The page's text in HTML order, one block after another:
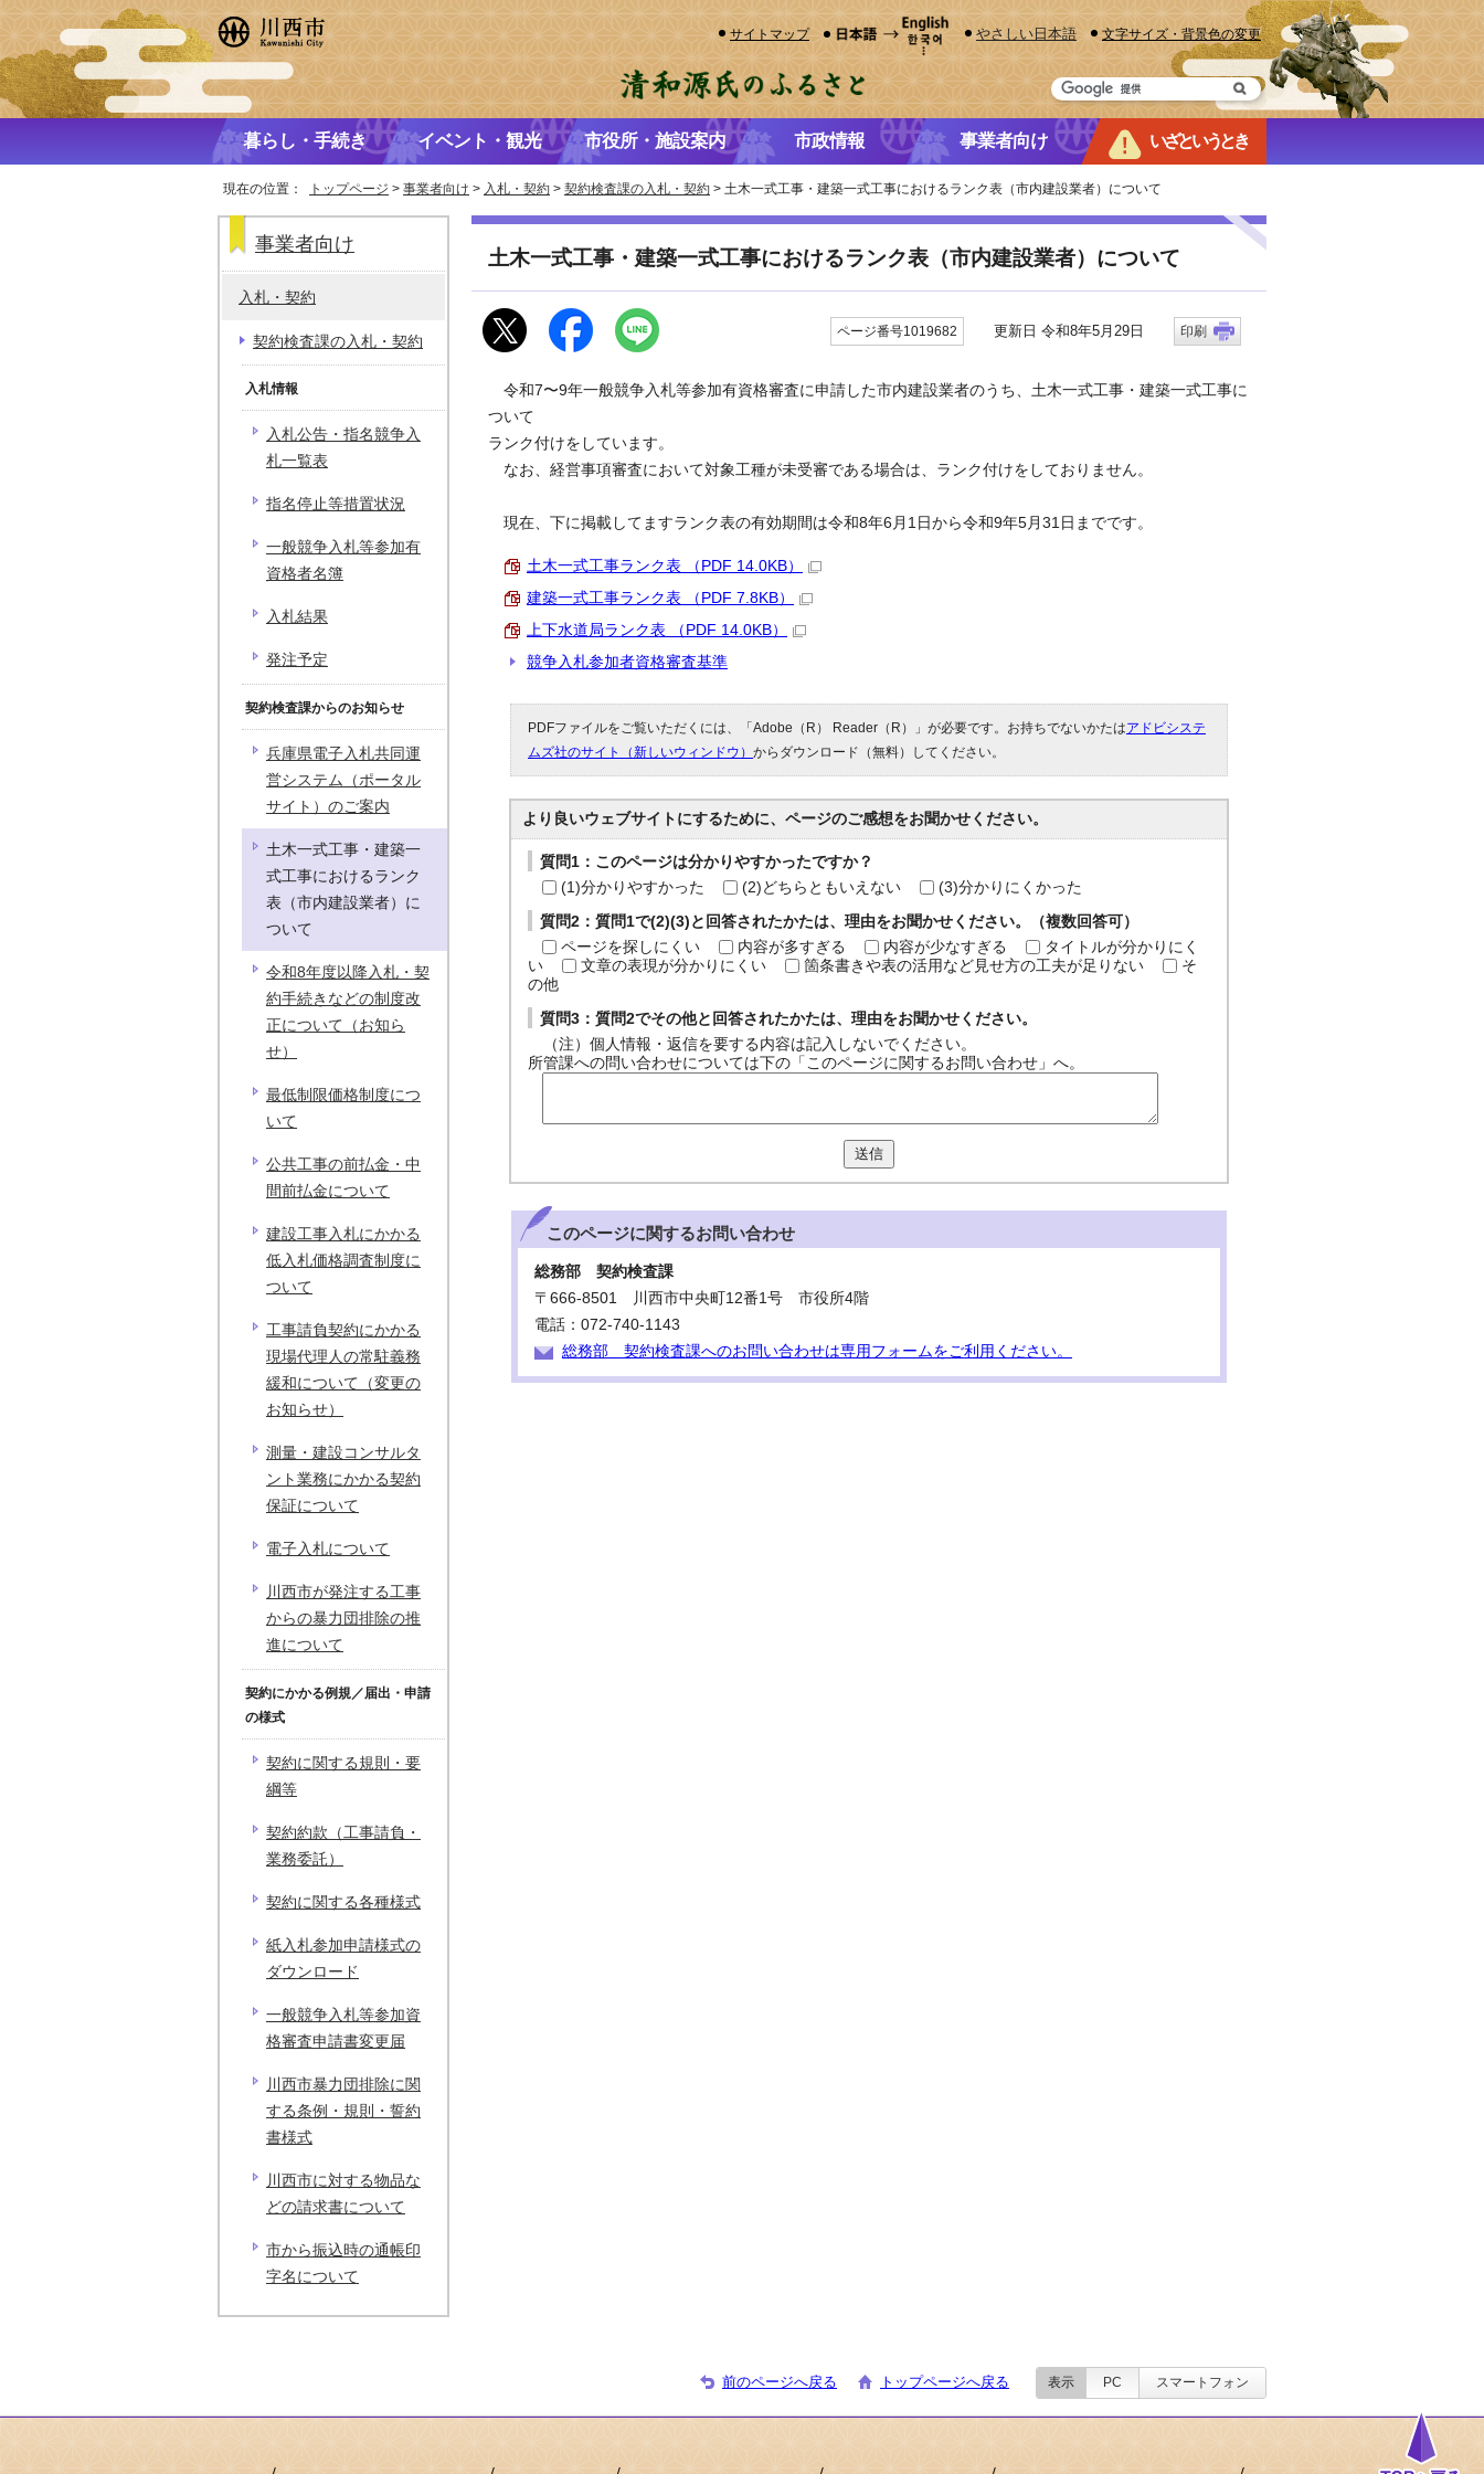
サイトマップ やさしい日本語 文字サイズ・背景色の変更
暮らし・手続き イベント・観光 市役所・施設案内 市政情報 事業者向け いざというとき
現在の位置： トップページ > 事業者向け > 入札・契約 > 契約検査課の入札・契約 > 土木一式工事・建築一式工事におけるランク表（市内建設業者）について
土木一式工事・建築一式工事におけるランク表（市内建設業者）について
ページ番号1019682 更新日 令和8年5月29日 印刷
令和7〜9年一般競争入札等参加有資格審査に申請した市内建設業者のうち、土木一式工事・建築一式工事に
ついて
ランク付けをしています。
なお、経営事項審査において対象工種が未受審である場合は、ランク付けをしておりません。
現在、下に掲載してますランク表の有効期間は令和8年6月1日から令和9年5月31日までです。
土木一式工事ランク表 （PDF 14.0KB）
建築一式工事ランク表 （PDF 7.8KB）
上下水道局ランク表 （PDF 14.0KB）
競争入札参加者資格審査基準
PDFファイルをご覧いただくには、「Adobe（R） Reader（R）」が必要です。お持ちでないかたはアドビシステ
ムズ社のサイト（新しいウィンドウ） からダウンロード（無料）してください。
より良いウェブサイトにするために、ページのご感想をお聞かせください。
質問1：このページは分かりやすかったですか？
(1)分かりやすかった
(2)どちらともいえない (3)分かりにくかった
質問2：質問1で(2)(3)と回答されたかたは、理由をお聞かせください。（複数回答可）
ページを探しにくい
内容が多すぎる 内容が少なすぎる
タイトルが分かりにく
い
文章の表現が分かりにくい 箇条書きや表の活用など見せ方の工夫が足りない
そ
の他
質問3：質問2でその他と回答されたかたは、理由をお聞かせください。
（注）個人情報・返信を要する内容は記入しないでください。
所管課への問い合わせについては下の「このページに関するお問い合わせ」へ。
送信
このページに関するお問い合わせ
総務部 契約検査課
〒666-8501 川西市中央町12番1号 市役所4階
電話：072-740-1143
総務部 契約検査課へのお問い合わせは専用フォームをご利用ください。
事業者向け
入札・契約
契約検査課の入札・契約
入札情報
入札公告・指名競争入
札一覧表
指名停止等措置状況
一般競争入札等参加有
資格者名簿
入札結果
発注予定
契約検査課からのお知らせ
兵庫県電子入札共同運
営システム（ポータル
サイト）のご案内
土木一式工事・建築一
式工事におけるランク
表（市内建設業者）に
ついて
令和8年度以降入札・契
約手続きなどの制度改
正について（お知ら
せ）
最低制限価格制度につ
いて
公共工事の前払金・中
間前払金について
建設工事入札にかかる
低入札価格調査制度に
ついて
工事請負契約にかかる
現場代理人の常駐義務
緩和について（変更の
お知らせ）
測量・建設コンサルタ
ント業務にかかる契約
保証について
電子入札について
川西市が発注する工事
からの暴力団排除の推
進について
契約にかかる例規／届出・申請
の様式
契約に関する規則・要
綱等
契約約款（工事請負・
業務委託）
契約に関する各種様式
紙入札参加申請様式の
ダウンロード
一般競争入札等参加資
格審査申請書変更届
川西市暴力団排除に関
する条例・規則・誓約
書様式
川西市に対する物品な
どの請求書について
市から振込時の通帳印
字名について
前のページへ戻る トップページへ戻る 表示 PC スマートフォン